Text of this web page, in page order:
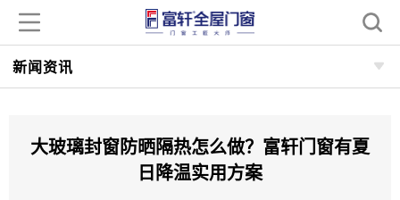
新闻资讯
大玻璃封窗防晒隔热怎么做？富轩门窗有夏
日降温实用方案